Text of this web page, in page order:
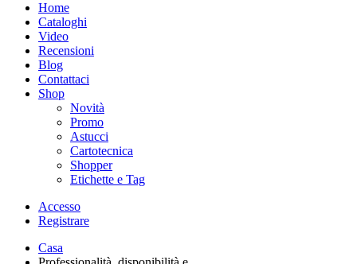
Home
Cataloghi
Video
Recensioni
Blog
Contattaci
Shop
Novità
Promo
Astucci
Cartotecnica
Shopper
Etichette e Tag
Accesso
Registrare
Casa